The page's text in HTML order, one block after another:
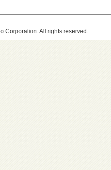
Corporation. All rights reserved.